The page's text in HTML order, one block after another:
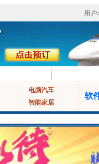
用户
电脑汽车
智能家居
软